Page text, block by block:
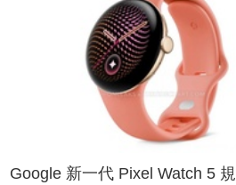
Google 新一代 Pixel Watch 5